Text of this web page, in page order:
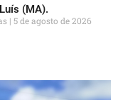
(MA).
5 de agosto de 2026